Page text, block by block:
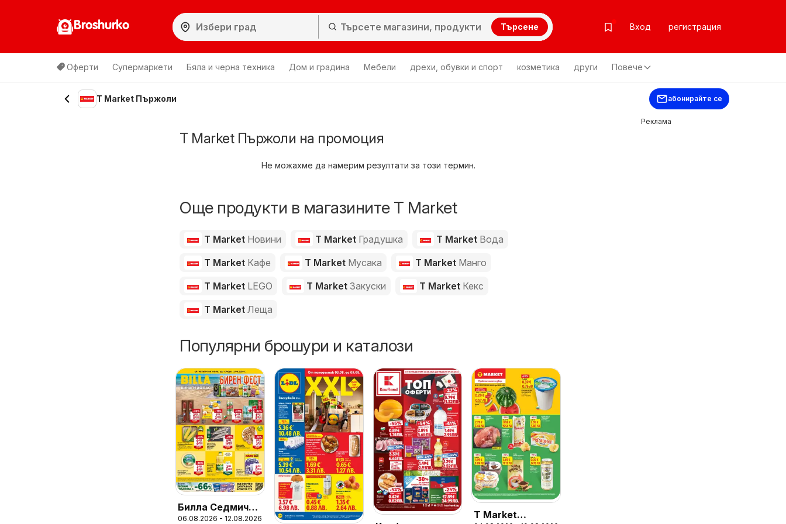
Broshurko Търсене Вход регистрация
Оферти Супермаркети Бяла и черна техника Дом и градина Мебели дрехи, обувки и спорт козметика други Повече
T Market Пържоли абонирайте се
T Market Пържоли на промоция
Не можахме да намерим резултати за този термин.
Още продукти в магазините T Market
T Market Новини T Market Градушка T Market Вода
T Market Кафе T Market Мусака T Market Манго
T Market LEGO T Market Закуски T Market Кекс
T Market Леща
Популярни брошури и каталози
Билла Седмична
брошура
06.08.2026 - 12.08.2026
T Market
Реклама